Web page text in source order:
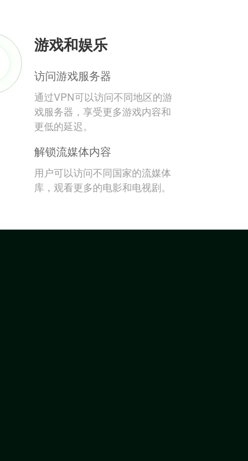
游戏和娱乐
访问游戏服务器
通过VPN可以访问不同地区的游
戏服务器，享受更多游戏内容和
更低的延迟。
解锁流媒体内容
用户可以访问不同国家的流媒体
库，观看更多的电影和电视剧。